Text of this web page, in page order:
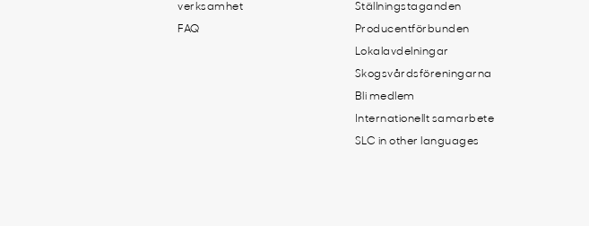
verksamhet
FAQ
Ställningstaganden
Producentförbunden
Lokalavdelningar
Skogsvårdsföreningarna
Bli medlem
Internationellt samarbete
SLC in other languages